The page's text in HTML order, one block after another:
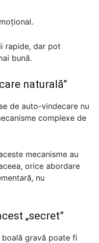
rapide, dar pot
bună.
naturală”
de auto-vindecare nu
complexe de
mecanisme au
orice abordare
nu
„secret”
gravă poate fi